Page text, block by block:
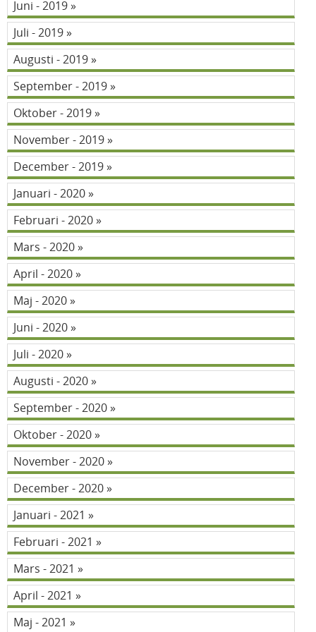
Juni - 2019
Juli - 2019
Augusti - 2019
September - 2019
Oktober - 2019
November - 2019
December - 2019
Januari - 2020
Februari - 2020
Mars - 2020
April - 2020
Maj - 2020
Juni - 2020
Juli - 2020
Augusti - 2020
September - 2020
Oktober - 2020
November - 2020
December - 2020
Januari - 2021
Februari - 2021
Mars - 2021
April - 2021
Maj - 2021